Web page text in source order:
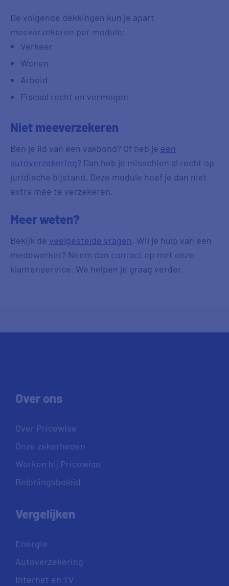
De volgende dekkingen kun je apart
meeverzekeren per module:
Verkeer
Wonen
Arbeid
Fiscaal recht en vermogen
Niet meeverzekeren
Ben je lid van een vakbond? Of heb je een
autoverzekering? Dan heb je misschien al recht op
juridische bijstand. Deze module hoef je dan niet
extra mee te verzekeren.
Meer weten?
Bekijk de veelgestelde vragen. Wil je hulp van een
medewerker? Neem dan contact op met onze
klantenservice. We helpen je graag verder.
Over ons
Over Pricewise
Onze zekerheden
Werken bij Pricewise
Beloningsbeleid
Vergelijken
Energie
Autoverzekering
Internet en TV